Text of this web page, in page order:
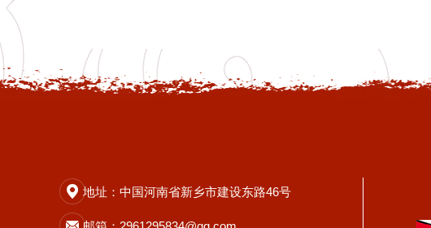
地址：中国河南省新乡市建设东路46号